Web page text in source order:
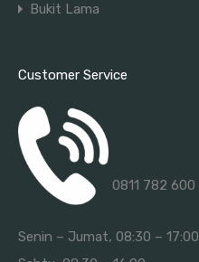
Bukit Lama
Customer Service
0811 782 600
Senin – Jumat, 08:30 – 17:00